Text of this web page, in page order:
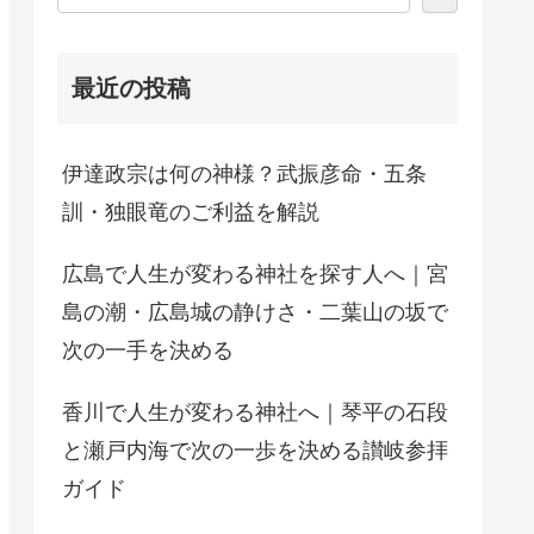
最近の投稿
伊達政宗は何の神様？武振彦命・五条
訓・独眼竜のご利益を解説
広島で人生が変わる神社を探す人へ｜宮
島の潮・広島城の静けさ・二葉山の坂で
次の一手を決める
香川で人生が変わる神社へ｜琴平の石段
と瀬戸内海で次の一歩を決める讃岐参拝
ガイド